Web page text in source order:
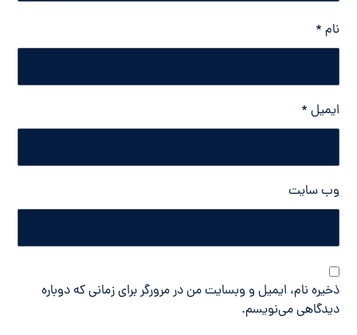
نام *
ایمیل *
وب‌ سایت
ذخیره نام، ایمیل و وبسایت من در مرورگر برای زمانی که دوباره
دیدگاهی می‌نویسم.